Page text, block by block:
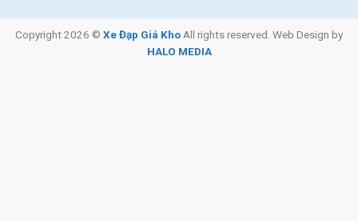
nghiệm đạp xe, cảm giác lái có sự khác biệt rõ rệt khi chạy địa
hình.
Copyright 2026 © Xe Đạp Giá Kho All rights reserved. Web Design by
HALO MEDIA